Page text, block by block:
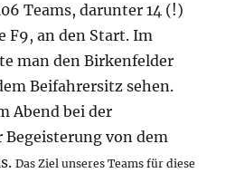
Teams, darunter 14 (!)
F9, an den Start. Im
man den Birkenfelder
Beifahrersitz sehen.
Abend bei der
Begeisterung von dem
Das Ziel unseres Teams für diese